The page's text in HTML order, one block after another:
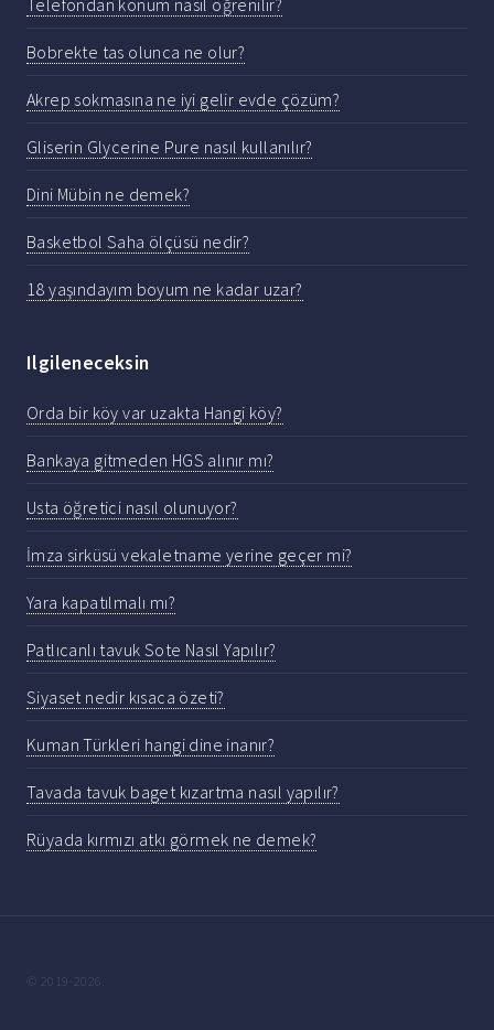
Bobrekte tas olunca ne olur?
Akrep sokmasına ne iyi gelir evde çözüm?
Gliserin Glycerine Pure nasıl kullanılır?
Dini Mübin ne demek?
Basketbol Saha ölçüsü nedir?
18 yaşındayım boyum ne kadar uzar?
Ilgileneceksin
Orda bir köy var uzakta Hangi köy?
Bankaya gitmeden HGS alınır mı?
Usta öğretici nasıl olunuyor?
İmza sirküsü vekaletname yerine geçer mi?
Yara kapatılmalı mı?
Patlıcanlı tavuk Sote Nasıl Yapılır?
Siyaset nedir kısaca özeti?
Kuman Türkleri hangi dine inanır?
Tavada tavuk baget kızartma nasıl yapılır?
Rüyada kırmızı atkı görmek ne demek?
© 2019-2026.